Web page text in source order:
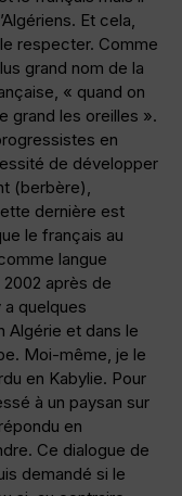
Et cela,
respecter. Comme
grand nom de la
« quand on
grand les oreilles ».
en
de développer
(berbère),
dernière est
le français au
langue
après de
quelques
Algérie et dans le
Moi-même, je le
en Kabylie. Pour
à un paysan sur
en
Ce dialogue de
demandé si le